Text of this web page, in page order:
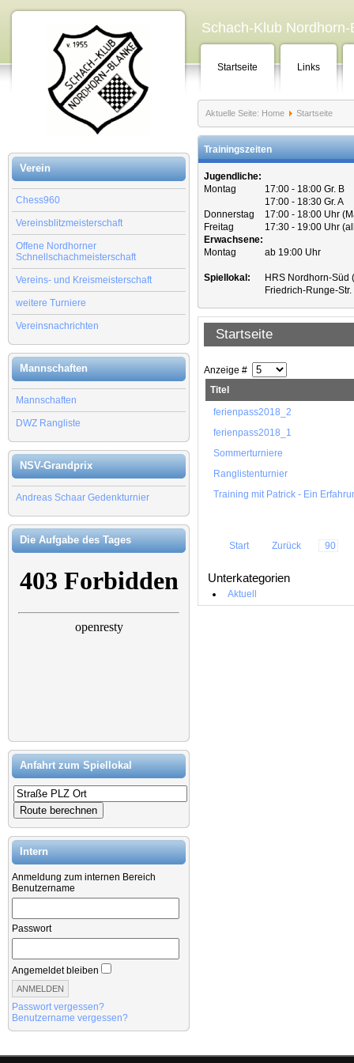
Verein
Chess960
Vereinsblitzmeisterschaft
Offene Nordhorner
Schnellschachmeisterschaft
Vereins- und Kreismeisterschaft
weitere Turniere
Vereinsnachrichten
Mannschaften
Mannschaften
DWZ Rangliste
NSV-Grandprix
Andreas Schaar Gedenkturnier
Die Aufgabe des Tages
Anfahrt zum Spiellokal
Intern
Anmeldung zum internen Bereich
Benutzername
Passwort
Angemeldet bleiben
Passwort vergessen?
Benutzername vergessen?
Schach-Klub
Startseite Links
Aktuelle Seite: Home Startseite
Trainingszeiten
Jugendliche:
Montag
17:00 - 18:00 Gr. B
17:00 - 18:30 Gr. A
Donnerstag
17:00 - 18:00 Uhr
Freitag
17:30 - 19:00 Uhr
Erwachsene:
Montag
ab 19:00 Uhr
Spiellokal:
HRS Nordhorn-Süd
Friedrich-Runge-
Startseite
Anzeige #
Titel
ferienpass2018_2
ferienpass2018_1
Sommerturniere
Ranglistenturnier
Training mit Patrick - Ein
Start Zurück 90
Unterkategorien
Aktuell